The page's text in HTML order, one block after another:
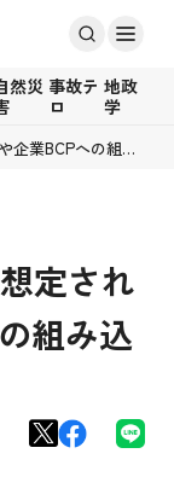
然災 事故テ
ロ
地政
学
企業BCPへの組み
定され
組み込